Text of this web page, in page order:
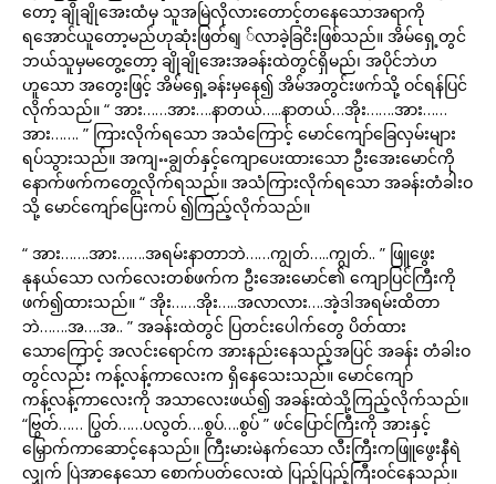
တော့ ချိုချိုအေးထံမှ သူအမြဲလိုလားတောင့်တနေသောအရာကို
ရအောင်ယူတော့မည်ဟုဆုံးဖြတ်ရျ ်လာခဲ့ခြငိးဖြစ်သည်။ အိမ်ရှေ့တွင်
ဘယ်သူမှမတွေ့တော့ ချိုချိုအေးအခန်းထဲတွင်ရှိမည်၊ အပိုင်ဘဲဟ
ဟူသော အတွေးဖြင့် အိမ်ရှေ့ခန်းမှနေ၍ အိမ်အတွင်းဖက်သို့ ဝင်ရန်ပြင်
လိုက်သည်။ “ အား……အား….နာတယ်…..နာတယ်…အိုး…….အား……
အား……. ” ကြားလိုက်ရသော အသံကြောင့် မောင်ကျော်ခြေလှမ်းများ
ရပ်သွားသည်။ အကျႌချွတ်နှင့်ကျောပေးထားသော ဦးအေးမောင်ကို
နောက်ဖက်ကတွေ့လိုက်ရသည်။ အသံကြားလိုက်ရသော အခန်းတံခါးဝ
သို့ မောင်ကျော်ပြေးကပ် ၍ကြည့်လိုက်သည်။
“ အား…….အား…….အရမ်းနာတာဘဲ……ကျွတ်…..ကျွတ်.. ” ဖြူဖွေး
နုနယ်သော လက်လေးတစ်ဖက်က ဦးအေးမောင်၏ ကျောပြင်ကြီးကို
ဖက်၍ထားသည်။ “ အိုး……အိုး…..အလာလား….အဲ့ဒါအရမ်းထိတာ
ဘဲ…….အ….အ.. ” အခန်းထဲတွင် ပြတင်းပေါက်တွေ ပိတ်ထား
သောကြောင့် အလင်းရောင်က အားနည်းနေသည့်အပြင် အခန်း တံခါးဝ
တွင်လည်း ကန့်လန့်ကာလေးက ရှိနေသေးသည်။ မောင်ကျော်
ကန့်လန့်ကာလေးကို အသာလေးဖယ်၍ အခန်းထဲသို့ကြည့်လိုက်သည်။
“ဗြွတ်…… ပြွတ်……ပလွတ်….စွပ်….စွပ် ” ဖင်ပြောင်ကြီးကို အားနှင့်
မြှောက်ကာဆောင့်နေသည်။ ကြီးမားမဲနက်သော လီးကြီးကဖြူဖွေးနီရဲ
လျှက် ပြဲအာနေသော စောက်ပတ်လေးထဲ ပြည့်ပြည့်ကြီးဝင်နေသည်။